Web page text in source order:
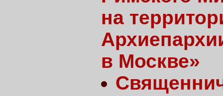
на
в Москве»